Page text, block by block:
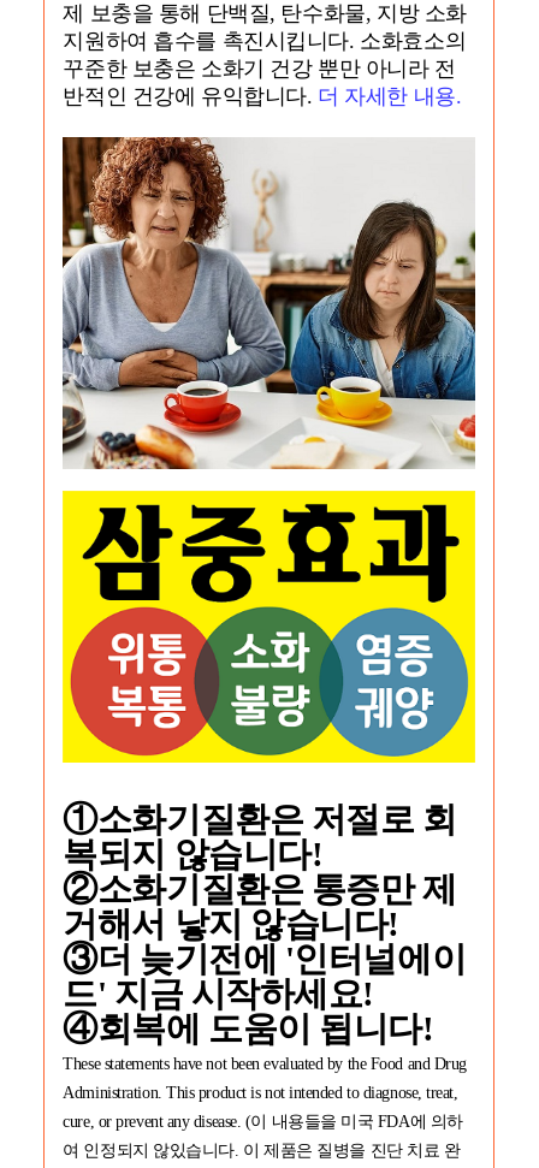
제 보충을 통해 단백질, 탄수화물, 지방 소화
지원하여 흡수를 촉진시킵니다. 소화효소의
꾸준한 보충은 소화기 건강 뿐만 아니라 전
반적인 건강에 유익합니다. 더 자세한 내용.
①소화기질환은 저절로 회
복되지 않습니다!
②소화기질환은 통증만 제
거해서 낳지 않습니다!
③더 늦기전에 '인터널에이
드' 지금 시작하세요!
④회복에 도움이 됩니다!
These statements have not been evaluated by the Food and Drug
Administration. This product is not intended to diagnose, treat,
cure, or prevent any disease. (이 내용들을 미국 FDA에 의하
여 인정되지 않있습니다. 이 제품은 질병을 진단 치료 완